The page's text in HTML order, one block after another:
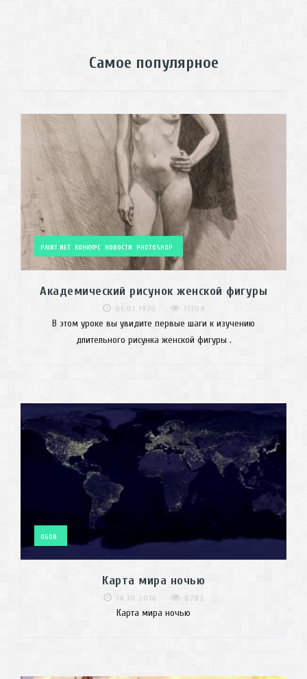
Самое популярное
PAINT.NET КОНКУРС НОВОСТИ PHOTOSHOP
Академический рисунок женской фигуры
01.01.1970 11704
В этом уроке вы увидите первые шаги к изучению
длительного рисунка женской фигуры .
ОБОИ
Карта мира ночью
14.10.2016 8782
Карта мира ночью